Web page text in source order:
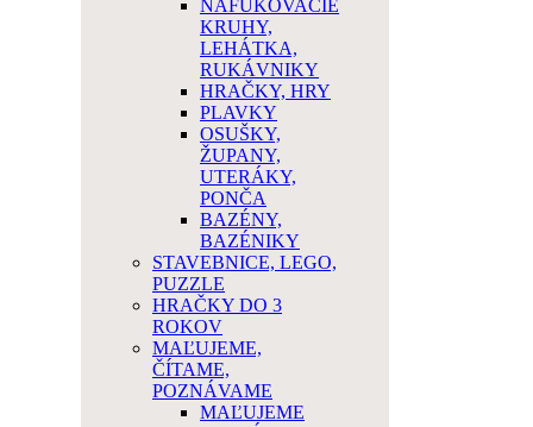
NAFUKOVACIE
KRUHY,
LEHÁTKA,
RUKÁVNIKY
HRAČKY, HRY
PLAVKY
OSUŠKY,
ŽUPANY,
UTERÁKY,
PONČA
BAZÉNY,
BAZÉNIKY
STAVEBNICE, LEGO,
PUZZLE
HRAČKY DO 3
ROKOV
MAĽUJEME,
ČÍTAME,
POZNÁVAME
MAĽUJEME